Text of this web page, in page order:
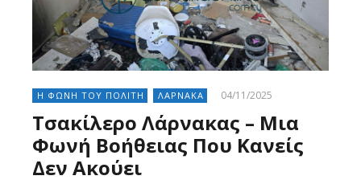
Η ΦΩΝΗ ΤΟΥ ΠΟΛΙΤΗ ΛΑΡΝΑΚΑ 04/11/2025
Τσακίλερο Λάρνακας – Μια
Φωνή Βοήθειας Που Κανείς
Δεν Ακούει